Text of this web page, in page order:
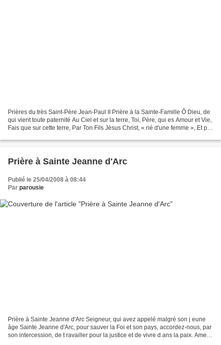
Prières du très Saint-Père Jean-Paul II Prière à la Sainte-Famille Ô Dieu, de
qui vient toute paternité Au Ciel et sur la terre, Toi, Père, qui es Amour et Vie,
Fais que sur cette terre, Par Ton Fils Jésus Christ, « né d'une femme », Et par
Prière à Sainte Jeanne d'Arc
Publié le 25/04/2008 à 08:44
Par parousie
Prière à Sainte Jeanne d'Arc Seigneur, qui avez appelé malgré son j eune
âge Sainte Jeanne d'Arc, pour sauver la Foi et son pays, accordez-nous, par
son intercession, de t ravailler pour la justice et de vivre d ans la paix. Amen.